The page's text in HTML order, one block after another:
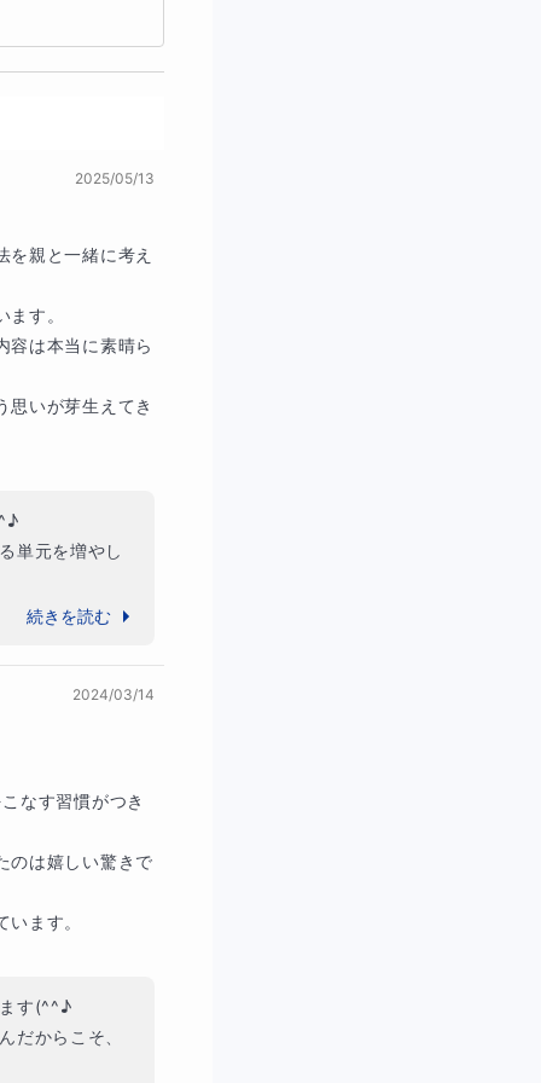
2025/05/13
親と一緒に考え
す。
容は本当に素晴ら
思いが芽生えてき
単元を増やし
！ 続きを読む
2024/03/14
なす習慣がつき
のは嬉しい驚きで
ます。
す(^^♪
だからこそ、